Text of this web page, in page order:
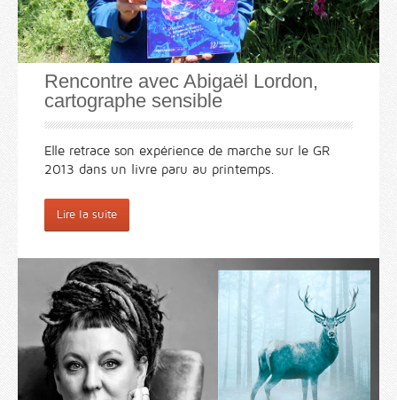
Rencontre avec Abigaël Lordon,
cartographe sensible
Elle retrace son expérience de marche sur le GR
2013 dans un livre paru au printemps.
Lire la suite